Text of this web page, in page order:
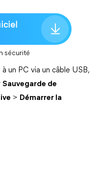
sécurité
un PC via un câble USB,
Sauvegarde de
> Démarrer la